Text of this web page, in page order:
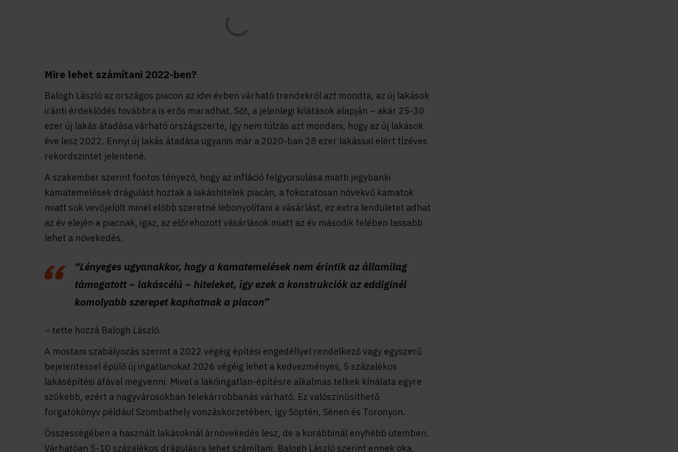
Mire lehet számítani 2022-ben?
Balogh László az országos piacon az idei évben várható trendekről azt mondta, az új lakások
iránti érdeklődés továbbra is erős maradhat. Sőt, a jelenlegi kilátások alapján – akár 25-30
ezer új lakás átadása várható országszerte, így nem túlzás azt mondani, hogy az új lakások
éve lesz 2022. Ennyi új lakás átadása ugyanis már a 2020-ban 28 ezer lakással elért tízéves
rekordszintet jelentené.
A szakember szerint fontos tényező, hogy az infláció felgyorsulása miatti jegybanki
kamatemelések drágulást hoztak a lakáshitelek piacán, a fokozatosan növekvő kamatok
miatt sok vevőjelölt minél előbb szeretné lebonyolítani a vásárlást, ez extra lendületet adhat
az év elején a piacnak, igaz, az előrehozott vásárlások miatt az év második felében lassabb
lehet a növekedés.
“Lényeges ugyanakkor, hogy a kamatemelések nem érintik az államilag
támogatott – lakáscélú – hiteleket, így ezek a konstrukciók az eddiginél
komolyabb szerepet kaphatnak a piacon”
– tette hozzá Balogh László.
A mostani szabályozás szerint a 2022 végéig építési engedéllyel rendelkező vagy egyszerű
bejelentéssel épülő új ingatlanokat 2026 végéig lehet a kedvezményes, 5 százalékos
lakásépítési áfával megvenni. Mivel a lakóingatlan-építésre alkalmas telkek kínálata egyre
szűkebb, ezért a nagyvárosokban telekárrobbanás várható. Ez valószínűsíthető
forgatókönyv például Szombathely vonzáskörzetében, így Söptén, Sénen és Toronyon.
Összességében a használt lakásoknál árnövekedés lesz, de a korábbinál enyhébb ütemben.
Várhatóan 5-10 százalékos drágulásra lehet számítani. Balogh László szerint ennek oka,